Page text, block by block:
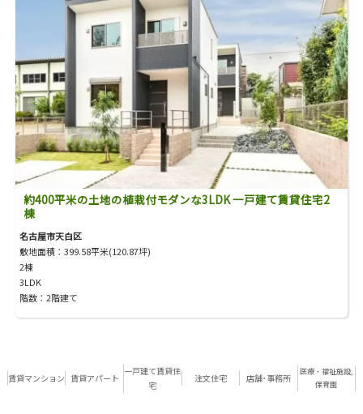
約400平米の土地の植栽付モダンな3LDK 一戸建て賃貸住宅2
棟
名古屋市天白区
敷地面積：399.58平米(120.87坪)
2棟
3LDK
階数：2階建て
賃貸マンション 賃貸アパート
一戸建て賃貸住
宅
注文住宅 店舗･事務所
医療・福祉施設,
保育園